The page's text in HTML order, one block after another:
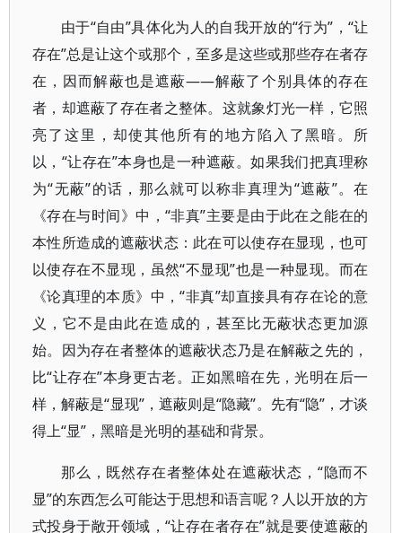
由于“自由”具体化为人的自我开放的“行为”，“让
存在”总是让这个或那个，至多是这些或那些存在者存
在，因而解蔽也是遮蔽――解蔽了个别具体的存在
者，却遮蔽了存在者之整体。这就象灯光一样，它照
亮了这里，却使其他所有的地方陷入了黑暗。所
以，“让存在”本身也是一种遮蔽。如果我们把真理称
为“无蔽”的话，那么就可以称非真理为“遮蔽”。在
《存在与时间》中，“非真”主要是由于此在之能在的
本性所造成的遮蔽状态：此在可以使存在显现，也可
以使存在不显现，虽然“不显现”也是一种显现。而在
《论真理的本质》中，“非真”却直接具有存在论的意
义，它不是由此在造成的，甚至比无蔽状态更加源
始。因为存在者整体的遮蔽状态乃是在解蔽之先的，
比“让存在”本身更古老。正如黑暗在先，光明在后一
样，解蔽是“显现”，遮蔽则是“隐藏”。先有“隐”，才谈
得上“显”，黑暗是光明的基础和背景。
那么，既然存在者整体处在遮蔽状态，“隐而不
显”的东西怎么可能达于思想和语言呢？人以开放的方
式投身于敞开领域，“让存在者存在”就是要使遮蔽的